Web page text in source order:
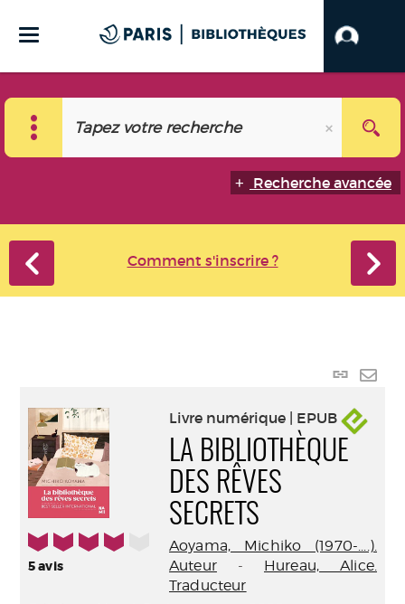
Recherche avancée
Comment s'inscrire ?
Lien
4/5
5avis
Livre numérique | EPUB
LA BIBLIOTHÈQUE
DES RÊVES
SECRETS
Aoyama, Michiko (1970-....).
Auteur- Hureau, Alice.
Traducteur